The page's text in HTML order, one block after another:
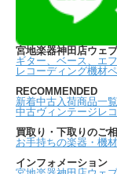
宮地楽器神田店ウェ
ギター、ベース、エ
レコーディング機材
RECOMMENDED
新着中古入荷商品一覧
中古ヴィンテージレ
買取り・下取りのご
お手持ちの楽器・機
インフォメーション